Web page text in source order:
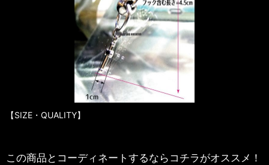
【SIZE・QUALITY】
この商品とコーディネートするならコチラがオススメ！